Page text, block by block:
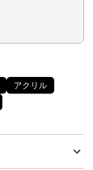
アクリル